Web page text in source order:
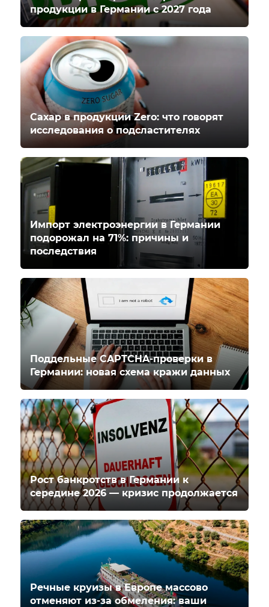
продукции в Германии с 2027 года
Сахар в продукции Zero: что говорят
исследования о подсластителях
Импорт электроэнергии в Германии
подорожал на 71%: причины и
последствия
Поддельные CAPTCHA-проверки в
Германии: новая схема кражи данных
Рост банкротств в Германии к
середине 2026 — кризис продолжается
Речные круизы в Европе массово
отменяют из-за обмеления: ваши